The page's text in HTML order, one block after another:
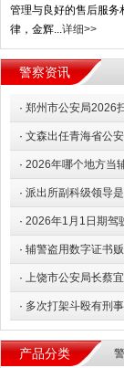
管理与良好的售后服务
律，金辉...详细>>
警察资讯
· 郑州市公安局2026
· 文森出任青海省公安
· 2026年哪个地方当
· 派出所副科级领导
· 2026年1月1日期驾
· 辅警盗用数字证书
· 上饶市公安局长蔡
· 多次打架斗殴有刑
产品分类